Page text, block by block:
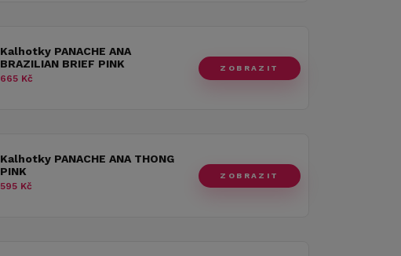
Kalhotky PANACHE ANA
BRAZILIAN BRIEF PINK
665 Kč
ZOBRAZIT
Kalhotky PANACHE ANA THONG
PINK
595 Kč
ZOBRAZIT